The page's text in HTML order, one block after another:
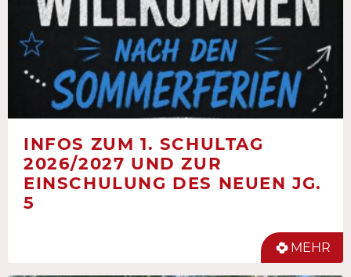
INFOS ZUM 1. SCHULTAG
2026/2027 UND ZUR
EINSCHULUNG DES NEUEN JG.
5
MEHR